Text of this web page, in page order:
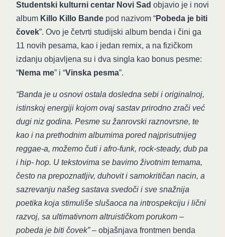
Studentski kulturni centar Novi Sad objavio je i novi
album Killo Killo Bande pod nazivom “Pobeda je biti
čovek”. Ovo je četvrti studijski album benda i čini ga
11 novih pesama, kao i jedan remix, a na fizičkom
izdanju objavljena su i dva singla kao bonus pesme:
“Nema me” i “Vinska pesma”.
“Banda je u osnovi ostala dosledna sebi i originalnoj,
istinskoj energiji kojom ovaj sastav prirodno zrači već
dugi niz godina. Pesme su žanrovski raznovrsne, te
kao i na prethodnim albumima pored najprisutnijeg
reggae-a, možemo čuti i afro-funk, rock-steady, dub pa
i hip- hop. U tekstovima se bavimo životnim temama,
često na prepoznatljiv, duhovit i samokritičan nacin, a
sazrevanju našeg sastava svedoči i sve snažnija
poetika koja stimuliše slušaoca na introspekciju i lični
razvoj, sa ultimativnom altruističkom porukom –
pobeda je biti čovek”– objašnjava frontmen benda